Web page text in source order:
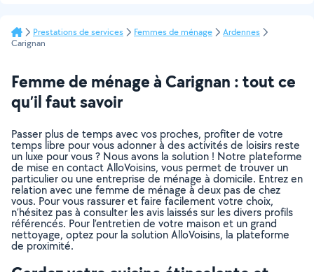
Prestations de services Femmes de ménage
Ardennes
Carignan
Femme de ménage à Carignan : tout ce
qu’il faut savoir
Passer plus de temps avec vos proches, profiter de votre
temps libre pour vous adonner à des activités de loisirs reste
un luxe pour vous ? Nous avons la solution ! Notre plateforme
de mise en contact AlloVoisins, vous permet de trouver un
particulier ou une entreprise de ménage à domicile. Entrez en
relation avec une femme de ménage à deux pas de chez
vous. Pour vous rassurer et faire facilement votre choix,
n’hésitez pas à consulter les avis laissés sur les divers profils
référencés. Pour l’entretien de votre maison et un grand
nettoyage, optez pour la solution AlloVoisins, la plateforme
de proximité.